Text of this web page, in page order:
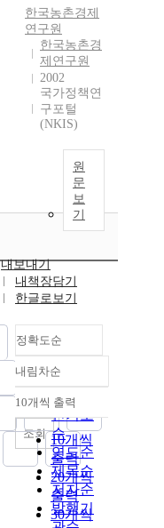
한국농촌경제
연구원
한국농촌경
제연구원
2002
국가정책연
구포털
(NKIS)
원
문
보
기
내보내기
내책장담기
한글로보기
정확도순
정확도
순
인기도
순
연도순
제목순
저자순
발행기
내림차순
내림차순
10개씩 출력
10개씩
출력
20개씩
출력
30개씩
조회